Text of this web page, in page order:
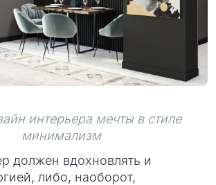
интерьера мечты в стиле
минимализм
должен вдохновлять и
либо, наоборот,